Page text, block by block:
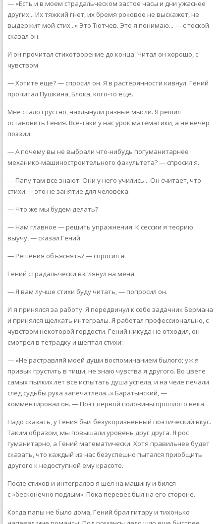
— «Есть и в моем страдальческом застое часы и дни ужаснее
других... Их тяжкий гнет, их бремя роковое не выскажет, не
выдержит мой стих...» Это Тютчев. Это я понимаю... — с тоской
сказал он.
И он прочитал стихотворение до конца. Читал он хорошо, с
чувством.
— Хотите еще? — спросил он. Я в растерянности кивнул. Гений
прочитал Пушкина, Блока, кого-то еще.
Мне стало грустно, нахлынули разные мысли. Я решил
остановить Гения. Все-таки у нас урок математики, а не вечер
поэзии.
— А почему вы не выбрали что-нибудь погуманитарнее
механико-машиностроительного факультета? — спросил я.
— Папу там все знают. Они у него учились... Он считает, что
стихи — это не занятие для человека.
— Что же мы будем делать?
— Нам главное — решить упражнения. К сессии я теорию
выучу, — сказал Гений.
— Решения объяснять? — спросил я.
Гений страдальчески взглянул на меня.
— Я вам лучше стихи буду читать, — попросил он.
И я принялся за работу. Я передвинул к себе задачник Бермана
и принялся щелкать интегралы. Я работал профессионально, с
чувством некоторой гордости. Гений никуда не отходил, он
смотрел в тетрадку и шептал стихи:
— «Не растравляй моей души воспоминанием былого; уж я
привык грустить в тиши, не знаю чувства я другого. Во цвете
самых пылких лет все испытать душа успела, и на челе печали
след судьбы рука запечатлела...» Баратынский, —
комментировал он. — Поэт первой половины прошлого века.
Надо сказать, у Гения был безукоризненный поэтический вкус.
Таким образом, мы повышали уровень друг друга. Я рос
гуманитарно, а Гений математически. Хотя правильнее будет
сказать, что каждый из нас безуспешно пытался приобщить
другого к недоступной ему красоте.
После стихов и интегралов я шел на машину и бился
с «бесконечно подлым». Пока перевес был на его стороне.
Когда папы не было дома, Гений брал гитару и тихонько